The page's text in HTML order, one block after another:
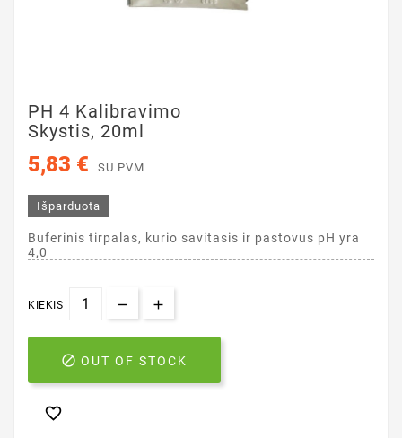
PH 4 Kalibravimo
Skystis, 20ml
5,83 € SU PVM
Išparduota
Buferinis tirpalas, kurio savitasis ir pastovus pH yra
4,0
KIEKIS
 OUT OF STOCK
